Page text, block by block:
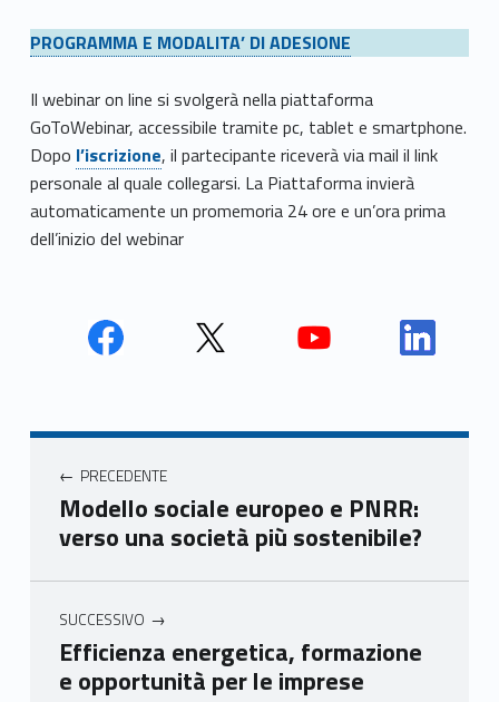
PROGRAMMA E MODALITA’ DI ADESIONE
Il webinar on line si svolgerà nella piattaforma
GoToWebinar, accessibile tramite pc, tablet e smartphone.
Dopo l’iscrizione, il partecipante riceverà via mail il link
personale al quale collegarsi. La Piattaforma invierà
automaticamente un promemoria 24 ore e un’ora prima
dell’inizio del webinar
Unio
mer
e
Ven
Unio
e
Ven
Unio
e
Ven
Unio
e
Ven
Navigazione articoli
PRECEDENTE
Modello sociale europeo e PNRR:
verso una società più sostenibile?
SUCCESSIVO
Efficienza energetica, formazione
e opportunità per le imprese